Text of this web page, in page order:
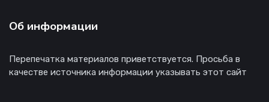
Об информации
Перепечатка материалов приветствуется. Просьба в
качестве источника информации указывать этот сайт